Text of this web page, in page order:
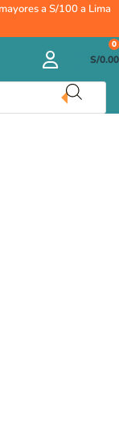
a S/100 a Lima
S/0.00
0